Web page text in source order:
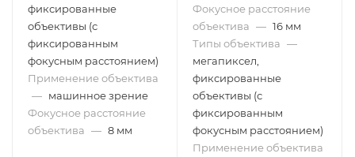
фиксированные
объективы (с
фиксированным
фокусным расстоянием)
Применение объектива
— машинное зрение
Фокусное расстояние
объектива — 8 мм
Фокусное расстояние
объектива — 16 мм
Типы объектива —
мегапиксел,
фиксированные
объективы (с
фиксированным
фокусным расстоянием)
Применение объектива